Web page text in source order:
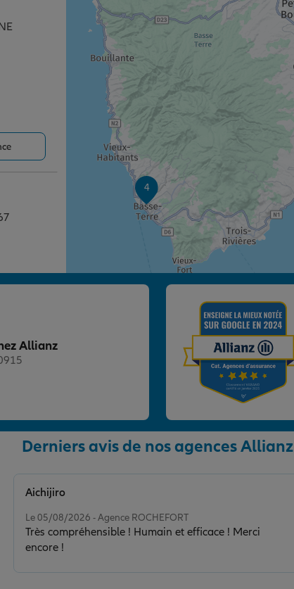
4
Allianz
Derniers avis de nos agences Allianz
Le 05/08/2026 - Agence ROCHEFORT
Très compréhensible ! Humain et efficace ! Merci
encore !
Aichijiro